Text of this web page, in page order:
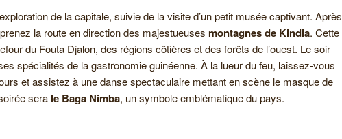
de la capitale, suivie de la visite d’un petit musée captivant. Après
la route en direction des majestueuses montagnes de Kindia. Cette
du Fouta Djalon, des régions côtières et des forêts de l’ouest. Le soir
spécialités de la gastronomie guinéenne. À la lueur du feu, laissez-vous
et assistez à une danse spectaculaire mettant en scène le masque de
sera le Baga Nimba, un symbole emblématique du pays.